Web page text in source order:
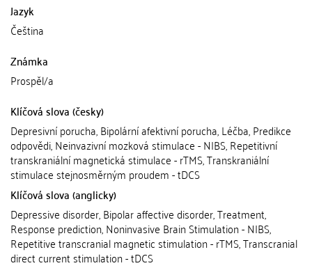
Jazyk
Čeština
Známka
Prospěl/a
Klíčová slova (česky)
Depresivní porucha, Bipolární afektivní porucha, Léčba, Predikce
odpovědi, Neinvazivní mozková stimulace - NIBS, Repetitivní
transkraniální magnetická stimulace - rTMS, Transkraniální
stimulace stejnosměrným proudem - tDCS
Klíčová slova (anglicky)
Depressive disorder, Bipolar affective disorder, Treatment,
Response prediction, Noninvasive Brain Stimulation - NIBS,
Repetitive transcranial magnetic stimulation - rTMS, Transcranial
direct current stimulation - tDCS